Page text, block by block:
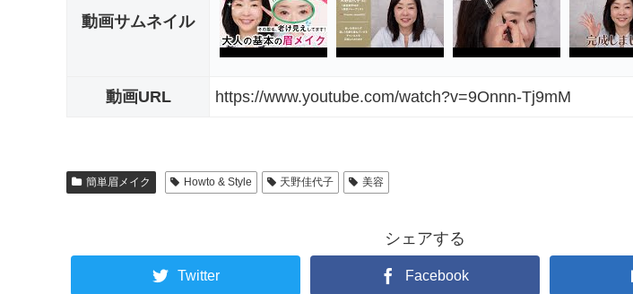
動画サムネイル
動画URL https://www.youtube.com/watch?v=9Onnn-Tj9mM
簡単眉メイク Howto & Style 天野佳代子 美容
シェアする
Twitter Facebook